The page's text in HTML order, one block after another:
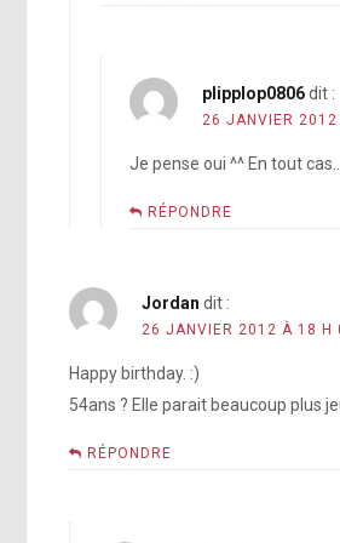
plipplop0806 dit :
26 JANVIER
Je pense oui ^^ En tout cas…
RÉPONDRE
Jordan dit :
26 JANVIER 2012 À 18 H
Happy birthday. :)
54ans ? Elle parait beaucoup plus
RÉPONDRE